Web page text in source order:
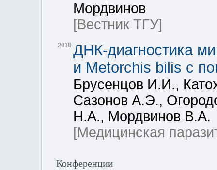
Мордвинов
[Вестник ТГУ]
2010 ДНК-диагностика
и Metorchis bilis с
Брусенцов И.И.,
Сазонов А.Э.,
Н.А., Мордвинов В.А.
[Медицинская
Конференции